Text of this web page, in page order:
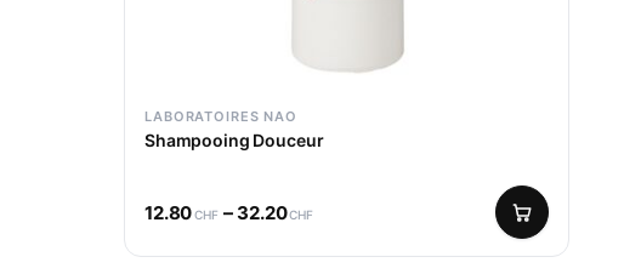
LABORATOIRES NAO
Shampooing Douceur
12.80CHF – 32.20CHF